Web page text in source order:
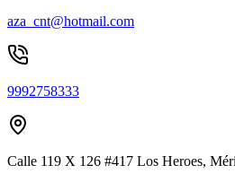
aza_cnt@hotmail.com
9992758333
Calle 119 X 126 #417 Los Heroes,